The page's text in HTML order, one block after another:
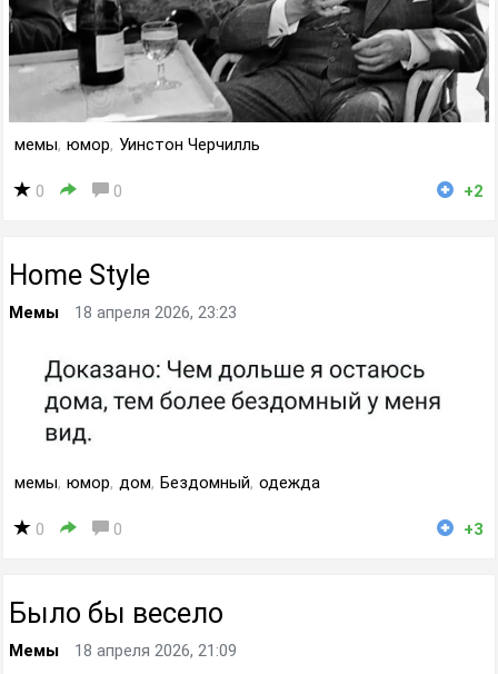
мемы, юмор, Уинстон Черчилль
0 0 +2
Home Style
Мемы 18 апреля 2026, 23:23
мемы, юмор, дом, Бездомный, одежда
0 0 +3
Было бы весело
Мемы 18 апреля 2026, 21:09